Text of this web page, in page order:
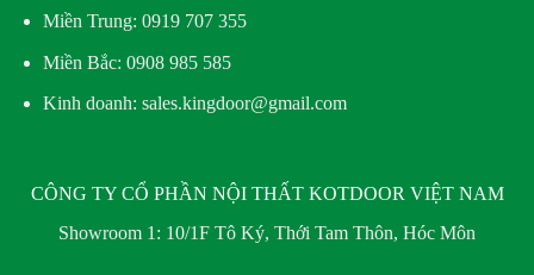
Miền Trung: 0919 707 355
Miền Bắc: 0908 985 585
Kinh doanh: sales.kingdoor@gmail.com
CÔNG TY CỔ PHẦN NỘI THẤT KOTDOOR VIỆT NAM
Showroom 1: 10/1F Tô Ký, Thới Tam Thôn, Hóc Môn